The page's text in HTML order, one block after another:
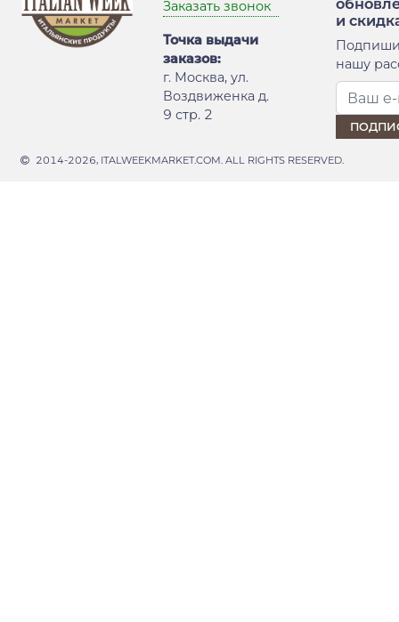
Заказать звонок
Точка выдачи
заказов:
г. Москва, ул.
Воздвиженка д.
9 стр. 2
и
нашу
2014-2026, ITALWEEKMARKET.COM. ALL RIGHTS RESERVED.